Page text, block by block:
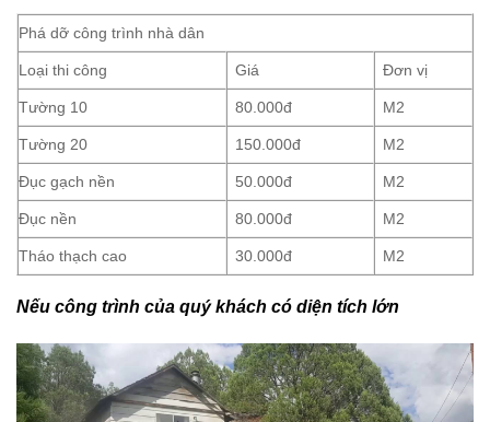
Phá dỡ công trình nhà dân
Loại thi công Giá Đơn vị
Tường 10 80.000đ M2
Tường 20 150.000đ M2
Đục gạch nền 50.000đ M2
Đục nền 80.000đ M2
Tháo thạch cao 30.000đ M2